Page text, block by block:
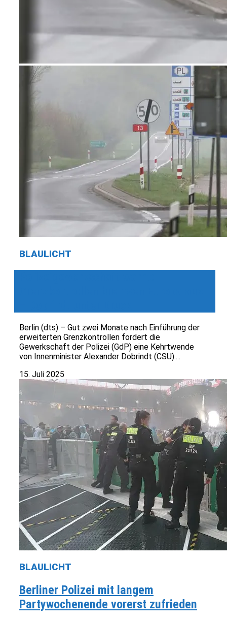
BLAULICHT
Berlin (dts) – Gut zwei Monate nach Einführung der
erweiterten Grenzkontrollen fordert die
Gewerkschaft der Polizei (GdP) eine Kehrtwende
von Innenminister Alexander Dobrindt (CSU)....
15. Juli 2025
BLAULICHT
Berliner Polizei mit langem
Partywochenende vorerst zufrieden